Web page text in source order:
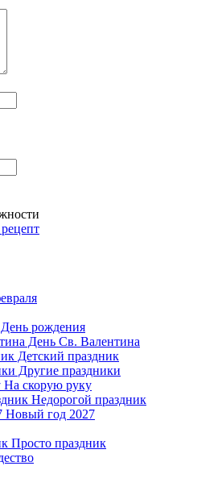
День рождения
День Св. Валентина
Детский праздник
Другие праздники
На скорую руку
Недорогой праздник
Новый год 2027
Просто праздник